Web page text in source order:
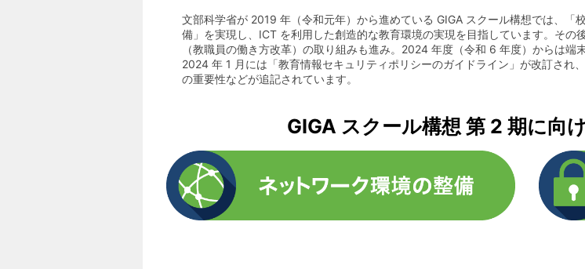
文部科学省が 2019 年（令和元年）から進めている GIGA スクール構想では、「
備」を実現し、ICT を利用した創造的な教育環境の実現を目指しています。その
（教職員の働き方改革）の取り組みも進み。2024 年度（令和 6 年度）からは端
2024 年 1 月には「教育情報セキュリティポリシーのガイドライン」が改訂され
の重要性などが追記されています。
GIGA スクール構想 第 2 期に向